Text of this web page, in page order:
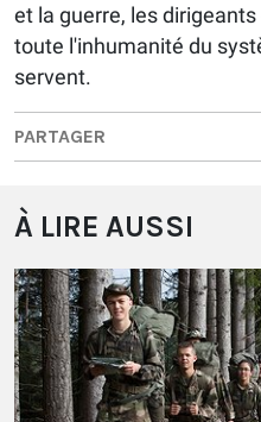
et la guerre, les
toute l'inhumanité du
servent.
PARTAGER
À LIRE AUSSI